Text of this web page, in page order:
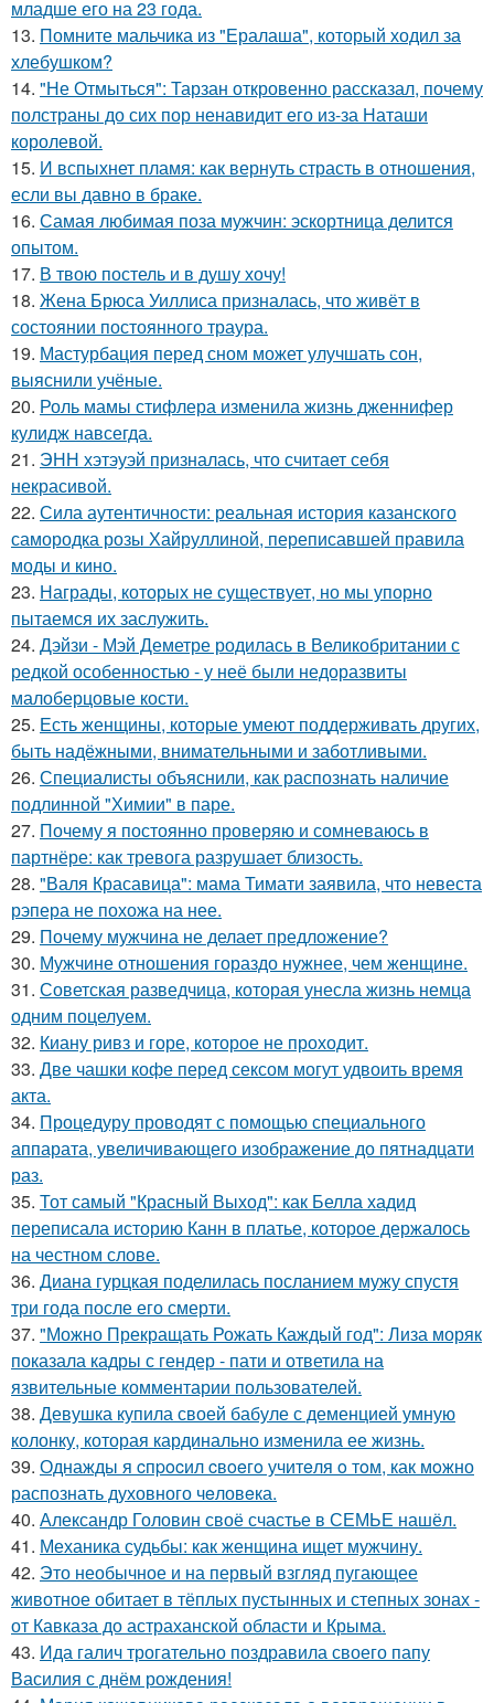
младше его на 23 года.
13. Помните мальчика из "Ералаша", который ходил за
хлебушком?
14. "Не Отмыться": Тарзан откровенно рассказал, почему
полстраны до сих пор ненавидит его из-за Наташи
королевой.
15. И вспыхнет пламя: как вернуть страсть в отношения,
если вы давно в браке.
16. Самая любимая поза мужчин: эскортница делится
опытом.
17. В твою постель и в душу хочу!
18. Жена Брюса Уиллиса призналась, что живёт в
состоянии постоянного траура.
19. Мастурбация перед сном может улучшать сон,
выяснили учёные.
20. Роль мамы стифлера изменила жизнь дженнифер
кулидж навсегда.
21. ЭНН хэтэуэй призналась, что считает себя
некрасивой.
22. Сила аутентичности: реальная история казанского
самородка розы Хайруллиной, переписавшей правила
моды и кино.
23. Награды, которых не существует, но мы упорно
пытаемся их заслужить.
24. Дэйзи - Мэй Деметре родилась в Великобритании с
редкой особенностью - у неё были недоразвиты
малоберцовые кости.
25. Есть женщины, которые умеют поддерживать других,
быть надёжными, внимательными и заботливыми.
26. Специалисты объяснили, как распознать наличие
подлинной "Химии" в паре.
27. Почему я постоянно проверяю и сомневаюсь в
партнёре: как тревога разрушает близость.
28. "Валя Красавица": мама Тимати заявила, что невеста
рэпера не похожа на нее.
29. Почему мужчина не делает предложение?
30. Мужчине отношения гораздо нужнее, чем женщине.
31. Советская разведчица, которая унесла жизнь немца
одним поцелуем.
32. Киану ривз и горе, которое не проходит.
33. Две чашки кофе перед сексом могут удвоить время
акта.
34. Процедуру проводят с помощью специального
аппарата, увеличивающего изображение до пятнадцати
раз.
35. Тот самый "Красный Выход": как Белла хадид
переписала историю Канн в платье, которое держалось
на честном слове.
36. Диана гурцкая поделилась посланием мужу спустя
три года после его смерти.
37. "Можно Прекращать Рожать Каждый год": Лиза моряк
показала кадры с гендер - пати и ответила на
язвительные комментарии пользователей.
38. Девушка купила своей бабуле с деменцией умную
колонку, которая кардинально изменила ее жизнь.
39. Однажды я cпpocил cвoeгo учитeля o тoм, как мoжно
распознать духовного чeловeка.
40. Александр Головин своё счастье в СЕМЬЕ нашёл.
41. Механика судьбы: как женщина ищет мужчину.
42. Это необычное и на первый взгляд пугающее
животное обитает в тёплых пустынных и степных зонах -
от Кавказа до астраханской области и Крыма.
43. Ида галич трогательно поздравила своего папу
Василия с днём рождения!